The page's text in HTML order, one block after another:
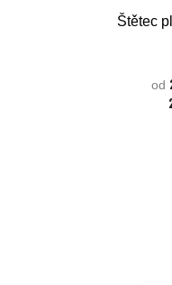
Štětec
od